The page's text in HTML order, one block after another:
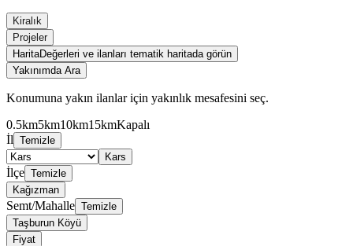
Kiralık
Projeler
HaritaDeğerleri ve ilanları tematik haritada görün
Yakınımda Ara
Konumuna yakın ilanlar için yakınlık mesafesini seç.
0.5km5km10km15kmKapalı
İl Temizle
Kars
İlçe Temizle
Kağızman
Semt/Mahalle Temizle
Taşburun Köyü
Fiyat